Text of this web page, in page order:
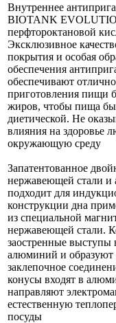
Внутреннее
BIOTANK
перфтороктановой
Эксклюзивное
покрытия и особая
обеспечения
обеспечивают
приготовления пищи
жиров, чтобы пища
диетической. Не
влияния на здоровье
окружающую среду
Запатентованное
нержавеющей стали
подходит для
конструкции дна
из специальной
нержавеющей стали.
заостренные выступы
алюминий и образуют
заклепочное
конусы входят в
направляют
естественную
посуды